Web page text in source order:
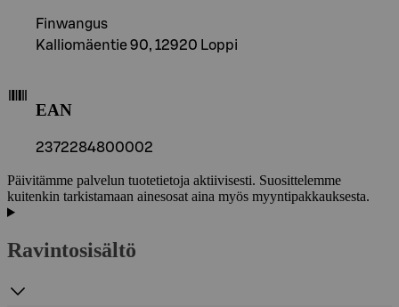
Finwangus
Kalliomäentie 90, 12920 Loppi
EAN
2372284800002
Päivitämme palvelun tuotetietoja aktiivisesti. Suosittelemme
kuitenkin tarkistamaan ainesosat aina myös myyntipakkauksesta.
Ravintosisältö